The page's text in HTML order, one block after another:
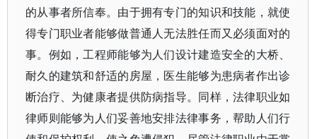
的从事者所信奉。由于拥有专门的知识和技能，就使
得专门职业者能够做普通人无法胜任而又必须面对的
事。例如，工程师能够为人们设计建造安全的大桥、
耐久的建筑和舒适的房屋，医生能够为患病者作出诊
断治疗、为健康者提供防病指导。同样，法律职业如
律师则能够为人们妥善地安排法律事务，帮助人们行